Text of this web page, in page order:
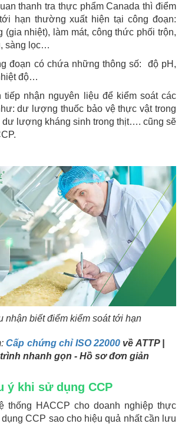
thanh tra thực phẩm Canada thì điểm
hạn thường xuất hiện tại công đoạn:
(gia nhiệt), làm mát, công thức phối trộn,
sàng lọc…
đoạn có chứa những thông số: độ pH,
độ…
tiếp nhận nguyên liệu để kiểm soát các
dư lượng thuốc bảo vệ thực vật trong
dư lượng kháng sinh trong thịt…. cũng sẽ
nhận biết điểm kiểm soát tới hạn
Cấp chứng chỉ ISO 22000về ATTP |
nhanh gọn - Hồ sơ đơn giản
ý khi sử dụng CCP
thống HACCP cho doanh nghiệp thực
CCP sao cho hiệu quả nhất cần lưu